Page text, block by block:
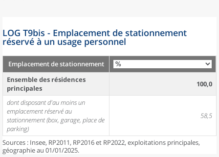
LOG T9bis - Emplacement de stationnement
réservé à un usage personnel
Emplacement de stationnement
Ensemble des résidences
principales
100,0
dont disposant d'au moins un
emplacement réservé au
stationnement (box, garage, place de
parking)
58,5
Sources : Insee, RP2011, RP2016 et RP2022, exploitations principales,
géographie au 01/01/2025.